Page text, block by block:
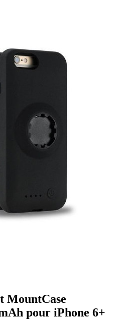
MountCase
pour iPhone 6+